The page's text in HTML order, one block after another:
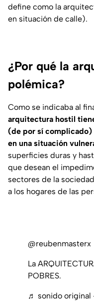
define como la
en situación de calle).
¿Por qué la
polémica?
Como se indicaba al
arquitectura hostil
(de por sí complicado)
en una situación
superficies duras y
que desean el
sectores de la
a los hogares de las
@reubenmasterx
La
POBRES.
♬ sonido original